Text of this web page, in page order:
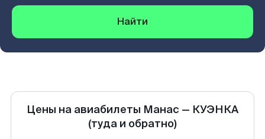
Найти
Цены на авиабилеты Манас — КУЭНКА
(туда и обратно)